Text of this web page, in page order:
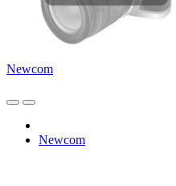
Newcom
Newcom